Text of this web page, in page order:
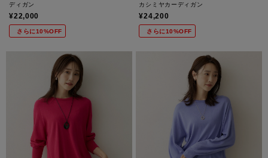
ディガン
¥22,000
さらに10%OFF
カシミヤカーディガン
¥24,200
さらに10%OFF